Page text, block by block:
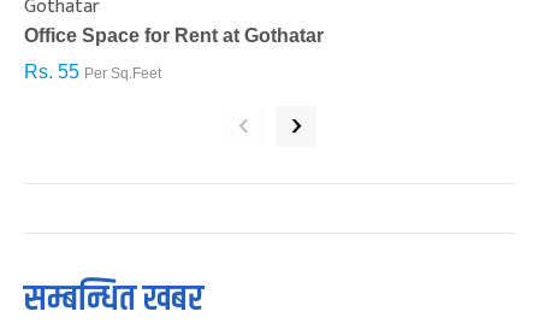
Gothatar
Office Space for Rent at Gothatar
Rs. 55 Per Sq.Feet
‹ ›
सम्बन्धित खबर